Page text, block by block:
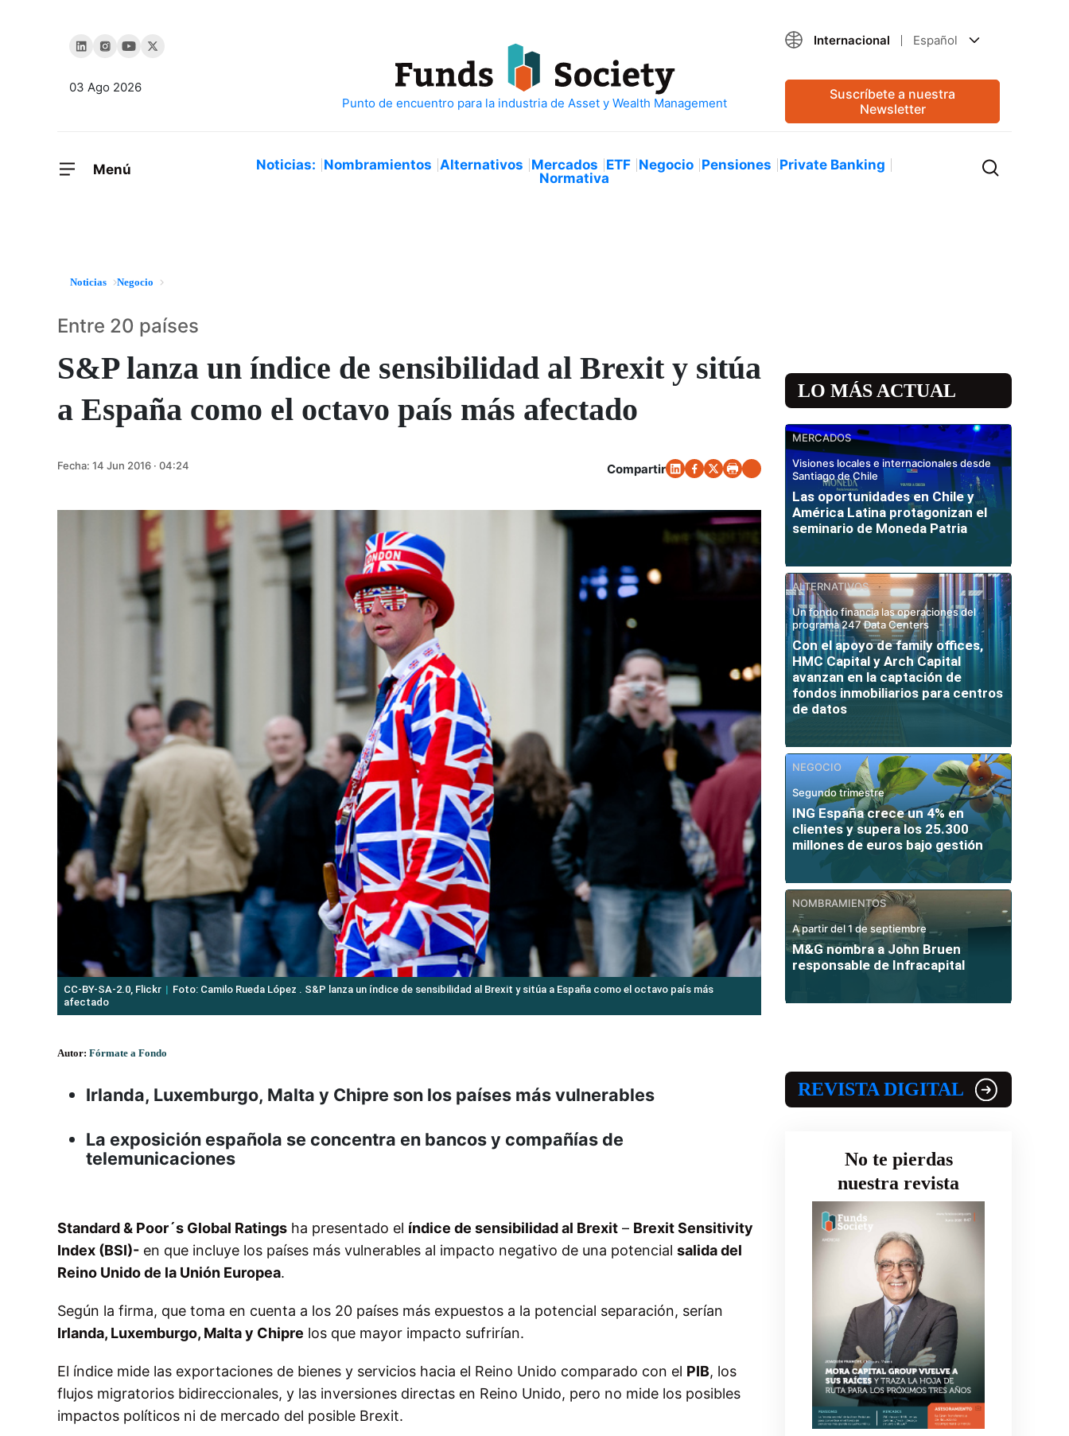
03 Ago 2026
Internacional Español
Suscríbete a nuestra
Newsletter
Menú Noticias: Nombramientos Alternativos Mercados ETF Negocio Pensiones Private Banking
Normativa
Noticias Negocio
S&P lanza un índice de sensibilidad al Brexit y sitúa
a España como el octavo país más afectado
Entre 20 países
Fecha: 14 Jun 2016 · 04:24 Compartir
CC-BY-SA-2.0, Flickr
Foto: Camilo Rueda López . S&P lanza un índice de sensibilidad al Brexit y sitúa a España como el octavo país más
afectado
Autor: Fórmate a Fondo
Irlanda, Luxemburgo, Malta y Chipre son los países más vulnerables
La exposición española se concentra en bancos y compañías de
telemunicaciones
Standard & Poor´s Global Ratings ha presentado el índice de sensibilidad al Brexit – Brexit Sensitivity
Index (BSI)- en que incluye los países más vulnerables al impacto negativo de una potencial salida del
Reino Unido de la Unión Europea.
Según la firma, que toma en cuenta a los 20 países más expuestos a la potencial separación, serían
Irlanda, Luxemburgo, Malta y Chipre los que mayor impacto sufrirían.
El índice mide las exportaciones de bienes y servicios hacia el Reino Unido comparado con el PIB, los
flujos migratorios bidireccionales, y las inversiones directas en Reino Unido, pero no mide los posibles
impactos políticos ni de mercado del posible Brexit.
LO MÁS ACTUAL
MERCADOS
Visiones locales e internacionales desde
Santiago de Chile
Las oportunidades en Chile y
América Latina protagonizan el
seminario de Moneda Patria
ALTERNATIVOS
Un fondo financia las operaciones del
programa 247 Data Centers
Con el apoyo de family offices,
HMC Capital y Arch Capital
avanzan en la captación de
fondos inmobiliarios para centros
de datos
NEGOCIO
Segundo trimestre
ING España crece un 4% en
clientes y supera los 25.300
millones de euros bajo gestión
NOMBRAMIENTOS
A partir del 1 de septiembre
M&G nombra a John Bruen
responsable de Infracapital
REVISTA DIGITAL
No te pierdas
nuestra revista